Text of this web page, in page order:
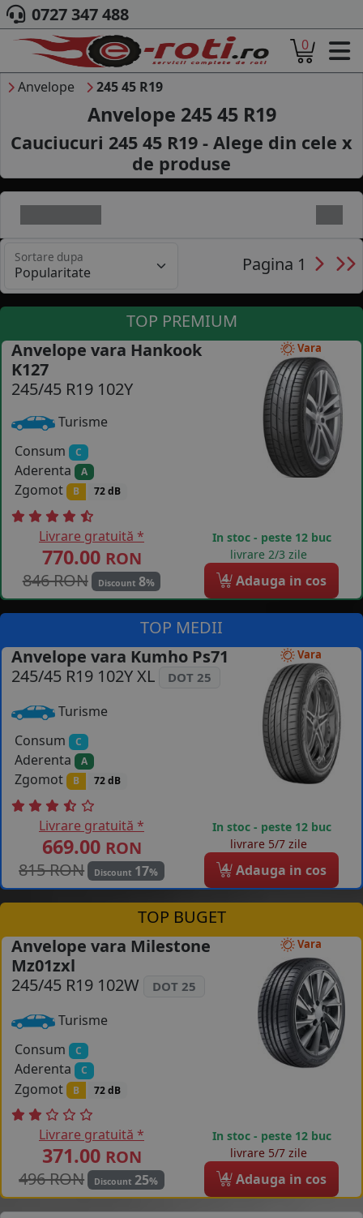
ACASA
DESPRE NOI
ANVELOPE
AUTO
CAMION
MOTO
AGROINDUSTRIALE
CAUTARE DUPA
MARCA AUTO
B2B - COLABORARE COMPANII
CONTACT
COS (0 PRODUSE
0727 347 488
0
Anvelope 245 45 R19
Anvelope 245 45 R19
Cauciucuri 245 45 R19 - Alege din cele x
de produse
Sortare dupa Pagina 1
TOP PREMIUM
Vara
Anvelope vara Hankook
K127
245/45 R19 102Y
Turisme
Consum
C
Aderenta A
Zgomot B 72 dB
Livrare gratuită *
770.00 RON
846 RON
Discount 8%
In stoc - peste 12 buc
livrare 2/3 zile
4 Adauga in cos
TOP MEDII
Vara
Anvelope vara Kumho Ps71
245/45 R19 102Y XL
DOT 25
Turisme
Consum
C
Aderenta A
Zgomot B 72 dB
Livrare gratuită *
669.00 RON
815 RON
Discount 17%
In stoc - peste 12 buc
livrare 5/7 zile
4 Adauga in cos
TOP BUGET
Vara
Anvelope vara Milestone
Mz01zxl
245/45 R19 102W
DOT 25
Turisme
Consum
C
Aderenta C
Zgomot B 72 dB
Livrare gratuită *
371.00 RON
496 RON
Discount 25%
In stoc - peste 12 buc
livrare 5/7 zile
4 Adauga in cos